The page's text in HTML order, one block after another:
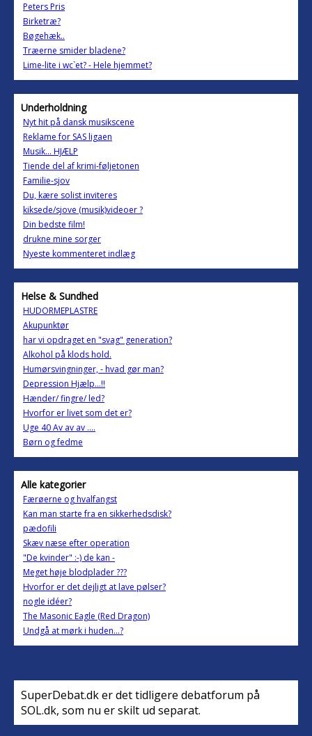
Peters Pris
Birketræ?
Bøgehæk..
Træerne smider bladene?
Lime-lite i wc`et? - Hele hjemmet?
Underholdning
Nyt hit på dansk musikscene
Reklame for SAS ligaen
Musik... HJÆLP
Tiende del af krimi-føljetonen
Familie-sjov
Du, kære solist inviteres
kiksede/sjove (musik)videoer ?
Din bedste film!
drukne mine sorger
Nyeste kommenteret indlæg
Helse & Sundhed
HUDORMEPLASTRE
Akupunktør
har vi opdraget en "svag" generation?
Alkohol på klods hold.
Humørsvingninger, - hvad gør man?
Depression Hjælp...!!
Hænder/ fingre/ led?
Hvorfor er livet som det er?
Uge 40 Av av av ....
Børn og fedme
Alle kategorier
Færøerne og hvalfangst
Kan man starte fra en sikkerhedsdisk?
pædofili
Skæv næse efter operation
"De kvinder" :-) de kan -
Meget høje blodplader ???
Hvorfor er det dejligt at lave pølser?
nogle idéer?
The Masonic Eagle (Red Dragon)
Undgå at mørk i huden...?
SuperDebat.dk er det tidligere debatforum på
SOL.dk, som nu er skilt ud separat.